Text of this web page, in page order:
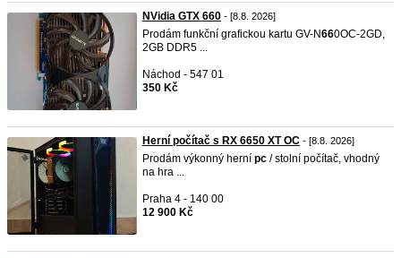
NVidia GTX 660 - [8.8. 2026]
Prodám funkční grafickou kartu GV-N660OC-2GD,
2GB DDR5 ...
Náchod - 547 01
350 Kč
Herní počítač s RX 6650 XT OC - [8.8. 2026]
Prodám výkonný herní pc / stolní počítač, vhodný
na hra ...
Praha 4 - 140 00
12 900 Kč